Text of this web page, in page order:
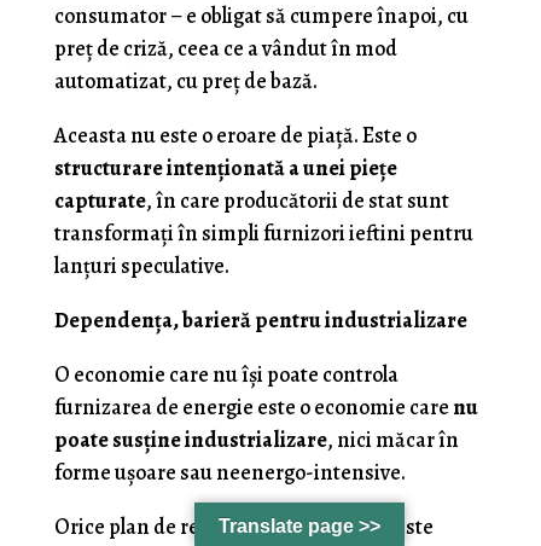
consumator – e obligat să cumpere înapoi, cu
preț de criză, ceea ce a vândut în mod
automatizat, cu preț de bază.
Aceasta nu este o eroare de piață. Este o
structurare intenționată a unei piețe
capturate, în care producătorii de stat sunt
transformați în simpli furnizori ieftini pentru
lanțuri speculative.
Dependența, barieră pentru industrializare
O economie care nu își poate controla
furnizarea de energie este o economie carenu
poate susține industrializare, nici măcar în
forme ușoare sau neenergo-intensive.
Orice plan de relocalizare industrială este
Translate page >>